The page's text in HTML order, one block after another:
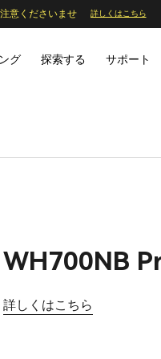
意くださいませ 詳しくはこちら
グ 探索する サポート
WH700NB
詳しくはこちら